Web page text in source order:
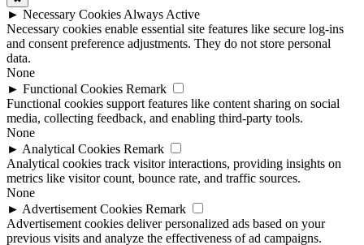
► Necessary Cookies Always Active
Necessary cookies enable essential site features like secure log-ins
and consent preference adjustments. They do not store personal
data.
None
► Functional Cookies Remark
Functional cookies support features like content sharing on social
media, collecting feedback, and enabling third-party tools.
None
► Analytical Cookies Remark
Analytical cookies track visitor interactions, providing insights on
metrics like visitor count, bounce rate, and traffic sources.
None
► Advertisement Cookies Remark
Advertisement cookies deliver personalized ads based on your
previous visits and analyze the effectiveness of ad campaigns.